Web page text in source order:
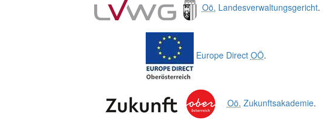
Oö. Landesverwaltungsgericht.
Europe Direct OÖ.
Oö. Zukunftsakademie.